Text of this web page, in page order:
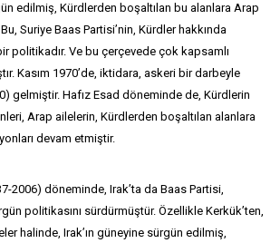
edilmiş, Kürdlerden boşaltılan bu alanlara Arap
Suriye Baas Partisi’nin, Kürdler hakkında
politikadır. Ve bu çerçevede çok kapsamlı
Kasım 1970’de, iktidara, askeri bir darbeyle
gelmiştir. Hafız Esad döneminde de, Kürdlerin
Arap ailelerin, Kürdlerden boşaltılan alanlara
devam etmiştir.
2006) döneminde, Irak’ta da Baas Partisi,
politikasını sürdürmüştür. Özellikle Kerkük’ten,
halinde, Irak’ın güneyine sürgün edilmiş,